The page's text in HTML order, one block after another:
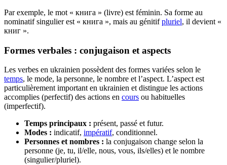
Par exemple, le mot « книга » (livre) est féminin. Sa forme au
nominatif singulier est « книга », mais au génitifpluriel, il devient «
книг ».
Formes verbales : conjugaison et aspects
Les verbes en ukrainien possèdent des formes variées selon le
temps, le mode, la personne, le nombre et l’aspect. L’aspect est
particulièrement important en ukrainien et distingue les actions
accomplies (perfectif) des actions en cours ou habituelles
(imperfectif).
Temps principaux : présent, passé et futur.
Modes : indicatif, impératif, conditionnel.
Personnes et nombres : la conjugaison change selon la
personne (je, tu, il/elle, nous, vous, ils/elles) et le nombre
(singulier/pluriel).